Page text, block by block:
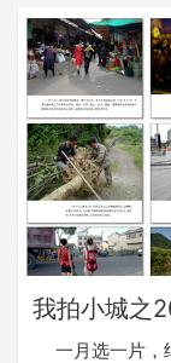
我拍小城之
一月选一片，